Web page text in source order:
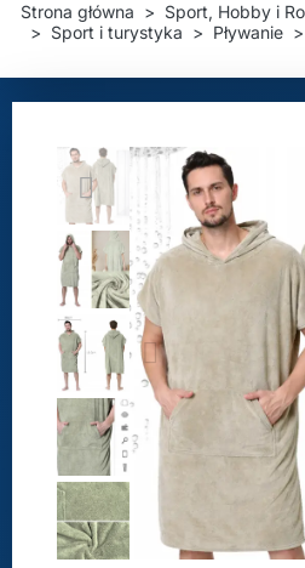
Strona główna
Sport, Hobby i
Sport i turystyka
Pływanie